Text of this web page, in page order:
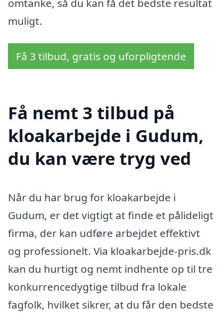
omtanke, så du kan få det bedste resultat
muligt.
Få 3 tilbud, gratis og uforpligtende
Få nemt 3 tilbud på
kloakarbejde i Gudum,
du kan være tryg ved
Når du har brug for kloakarbejde i
Gudum, er det vigtigt at finde et pålideligt
firma, der kan udføre arbejdet effektivt
og professionelt. Via kloakarbejde-pris.dk
kan du hurtigt og nemt indhente op til tre
konkurrencedygtige tilbud fra lokale
fagfolk, hvilket sikrer, at du får den bedste